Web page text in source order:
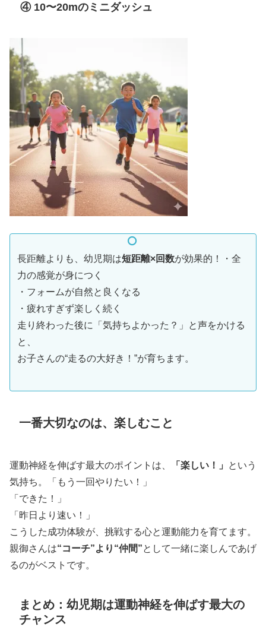
④ 10〜20mのミニダッシュ
長距離よりも、幼児期は短距離×回数が効果的！・全
力の感覚が身につく
・フォームが自然と良くなる
・疲れすぎず楽しく続く
走り終わった後に「気持ちよかった？」と声をかける
と、
お子さんの“走るの大好き！”が育ちます。
一番大切なのは、楽しむこと
運動神経を伸ばす最大のポイントは、 「楽しい！」
という
気持ち。「もう一回やりたい！」
「できた！」
「昨日より速い！」
こうした成功体験が、挑戦する心と運動能力を育てます。
親御さんは“コーチ”より“仲間”として一緒に楽しんであげ
るのがベストです。
まとめ：幼児期は運動神経を伸ばす最大の
チャンス